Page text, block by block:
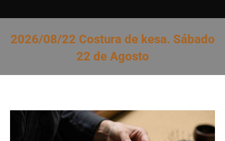
2026/08/22 Costura de kesa. Sábado
22 de Agosto